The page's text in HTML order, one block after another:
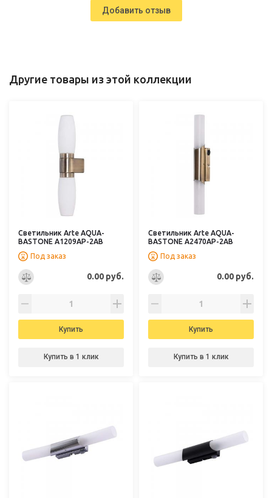
Добавить отзыв
Другие товары из этой коллекции
Светильник Arte AQUA-
BASTONE A1209AP-2AB
Под заказ
0.00 руб.
Купить
Купить в 1 клик
Светильник Arte AQUA-
BASTONE A2470AP-2AB
Под заказ
0.00 руб.
Купить
Купить в 1 клик